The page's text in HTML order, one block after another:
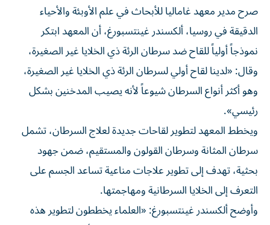
صرح مدير معهد غاماليا للأبحاث في علم الأوبئة والأحياء
الدقيقة في روسيا، ألكسندر غينتسبورغ، أن المعهد ابتكر
نموذجاً أولياً للقاح ضد سرطان الرئة ذي الخلايا غير الصغيرة،
وقال: «لدينا لقاح أولي لسرطان الرئة ذي الخلايا غير الصغيرة،
وهو أكثر أنواع السرطان شيوعاً لأنه يصيب المدخنين بشكل
رئيسي».
ويخطط المعهد لتطوير لقاحات جديدة لعلاج السرطان، تشمل
سرطان المثانة وسرطان القولون والمستقيم، ضمن جهود
بحثية، تهدف إلى تطوير علاجات مناعية تساعد الجسم على
التعرف إلى الخلايا السرطانية ومهاجمتها.
وأوضح ألكسندر غينتسبورغ: «العلماء يخططون لتطوير هذه